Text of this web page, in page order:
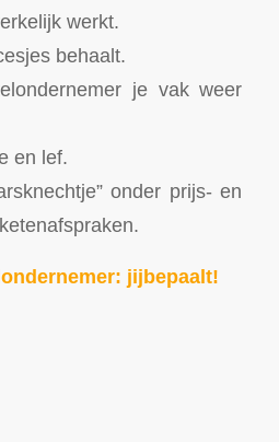
werkt.
behaalt.
je vak weer
en lef.
onder prijs- en
jijbepaalt!